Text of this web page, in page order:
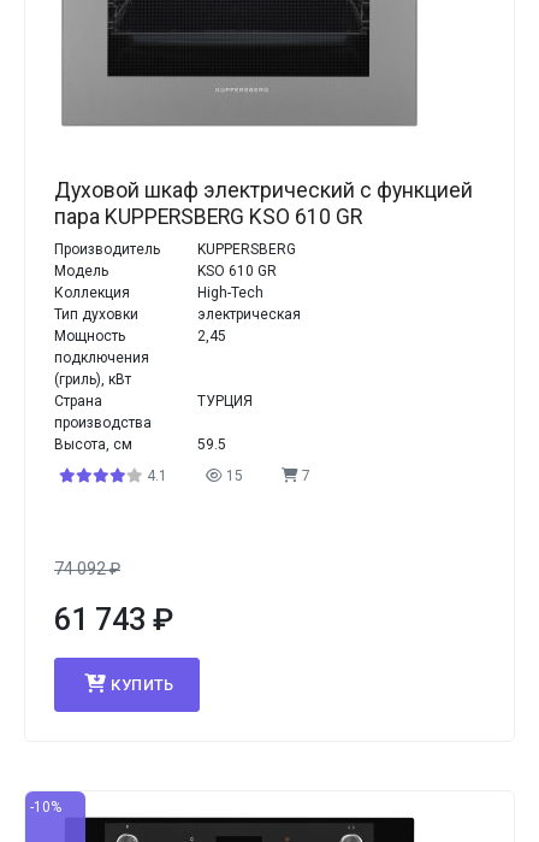
Духовой шкаф электрический с функцией
пара KUPPERSBERG KSO 610 GR
Производитель
KUPPERSBERG
Модель
KSO 610 GR
Коллекция
High-Tech
Тип духовки
электрическая
Мощность
подключения
(гриль), кВт
2,45
Страна
производства
ТУРЦИЯ
Высота, см
59.5
4.1
15 7
74 092₽
61 743 ₽
КУПИТЬ
-10%